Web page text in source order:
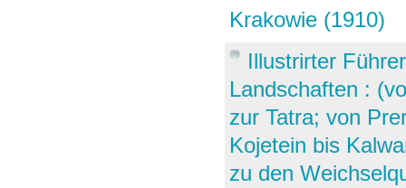
Krakowie (1910)
Illustrirter
Landschaften :
zur Tatra; von
Kojetein bis
zu den